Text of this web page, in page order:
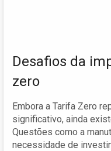
Desafios da
zero
Embora a Tarifa Zero
significativo, ainda
Questões como a
necessidade de